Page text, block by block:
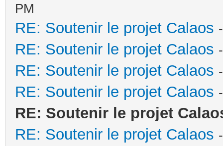
PM
RE: Soutenir le projet Calaos
RE: Soutenir le projet Calaos
RE: Soutenir le projet Calaos
RE: Soutenir le projet Calaos
RE: Soutenir le projet
RE: Soutenir le projet Calaos